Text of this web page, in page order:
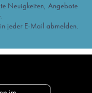
Neuigkeiten, Angebote
jeder E-Mail abmelden.